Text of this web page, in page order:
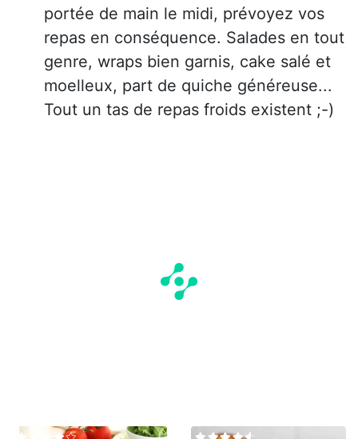
portée de main le midi, prévoyez vos
repas en conséquence. Salades en tout
genre, wraps bien garnis, cake salé et
moelleux, part de quiche généreuse...
Tout un tas de repas froids existent ;-)